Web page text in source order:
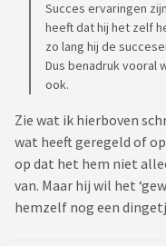
Succes ervaringen
heeft dat hij het zelf
zo lang hij de
Dus benadruk vooral
ook.
Zie wat ik hierboven
wat heeft geregeld of
op dat het hem niet
van. Maar hij wil het
hemzelf nog een